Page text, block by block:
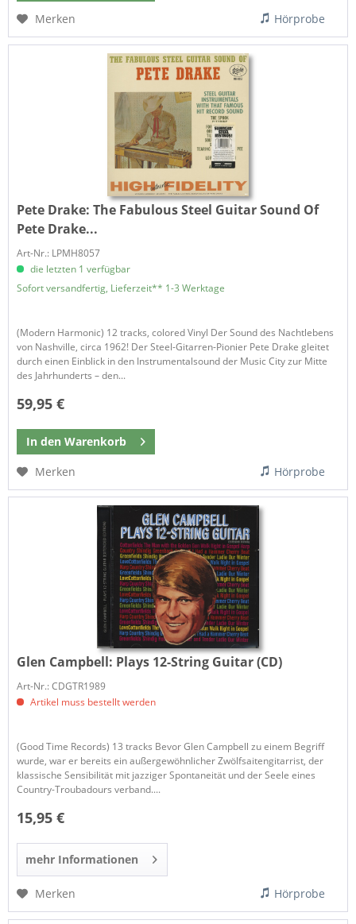
Merken Hörprobe
Pete Drake:The Fabulous Steel Guitar Sound Of
Pete Drake...
Art-Nr.: LPMH8057
die letzten 1 verfügbar
Sofort versandfertig, Lieferzeit** 1-3 Werktage
(Modern Harmonic) 12 tracks, colored Vinyl Der Sound des Nachtlebens
von Nashville, circa 1962! Der Steel-Gitarren-Pionier Pete Drake gleitet
durch einen Einblick in den Instrumentalsound der Music City zur Mitte
des Jahrhunderts – den...
59,95 €
In den Warenkorb
Merken
Hörprobe
Glen Campbell: Plays 12-String Guitar (CD)
Art-Nr.: CDGTR1989
Artikel muss bestellt werden
(Good Time Records) 13 tracks Bevor Glen Campbell zu einem Begriff
wurde, war er bereits ein außergewöhnlicher Zwölfsaitengitarrist, der
klassische Sensibilität mit jazziger Spontaneität und der Seele eines
Country-Troubadours verband....
15,95 €
mehr Informationen
Merken Hörprobe